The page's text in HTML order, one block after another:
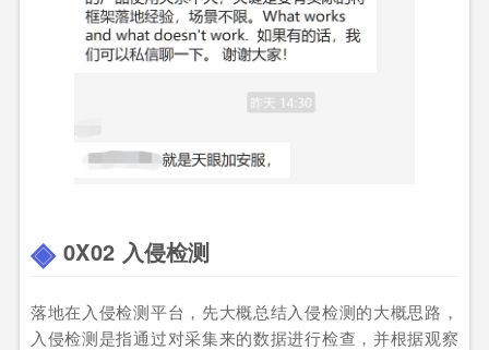
0X02 入侵检测
落地在入侵检测平台，先大概总结入侵检测的大概思路，
入侵检测是指通过对采集来的数据进行检查，并根据观察